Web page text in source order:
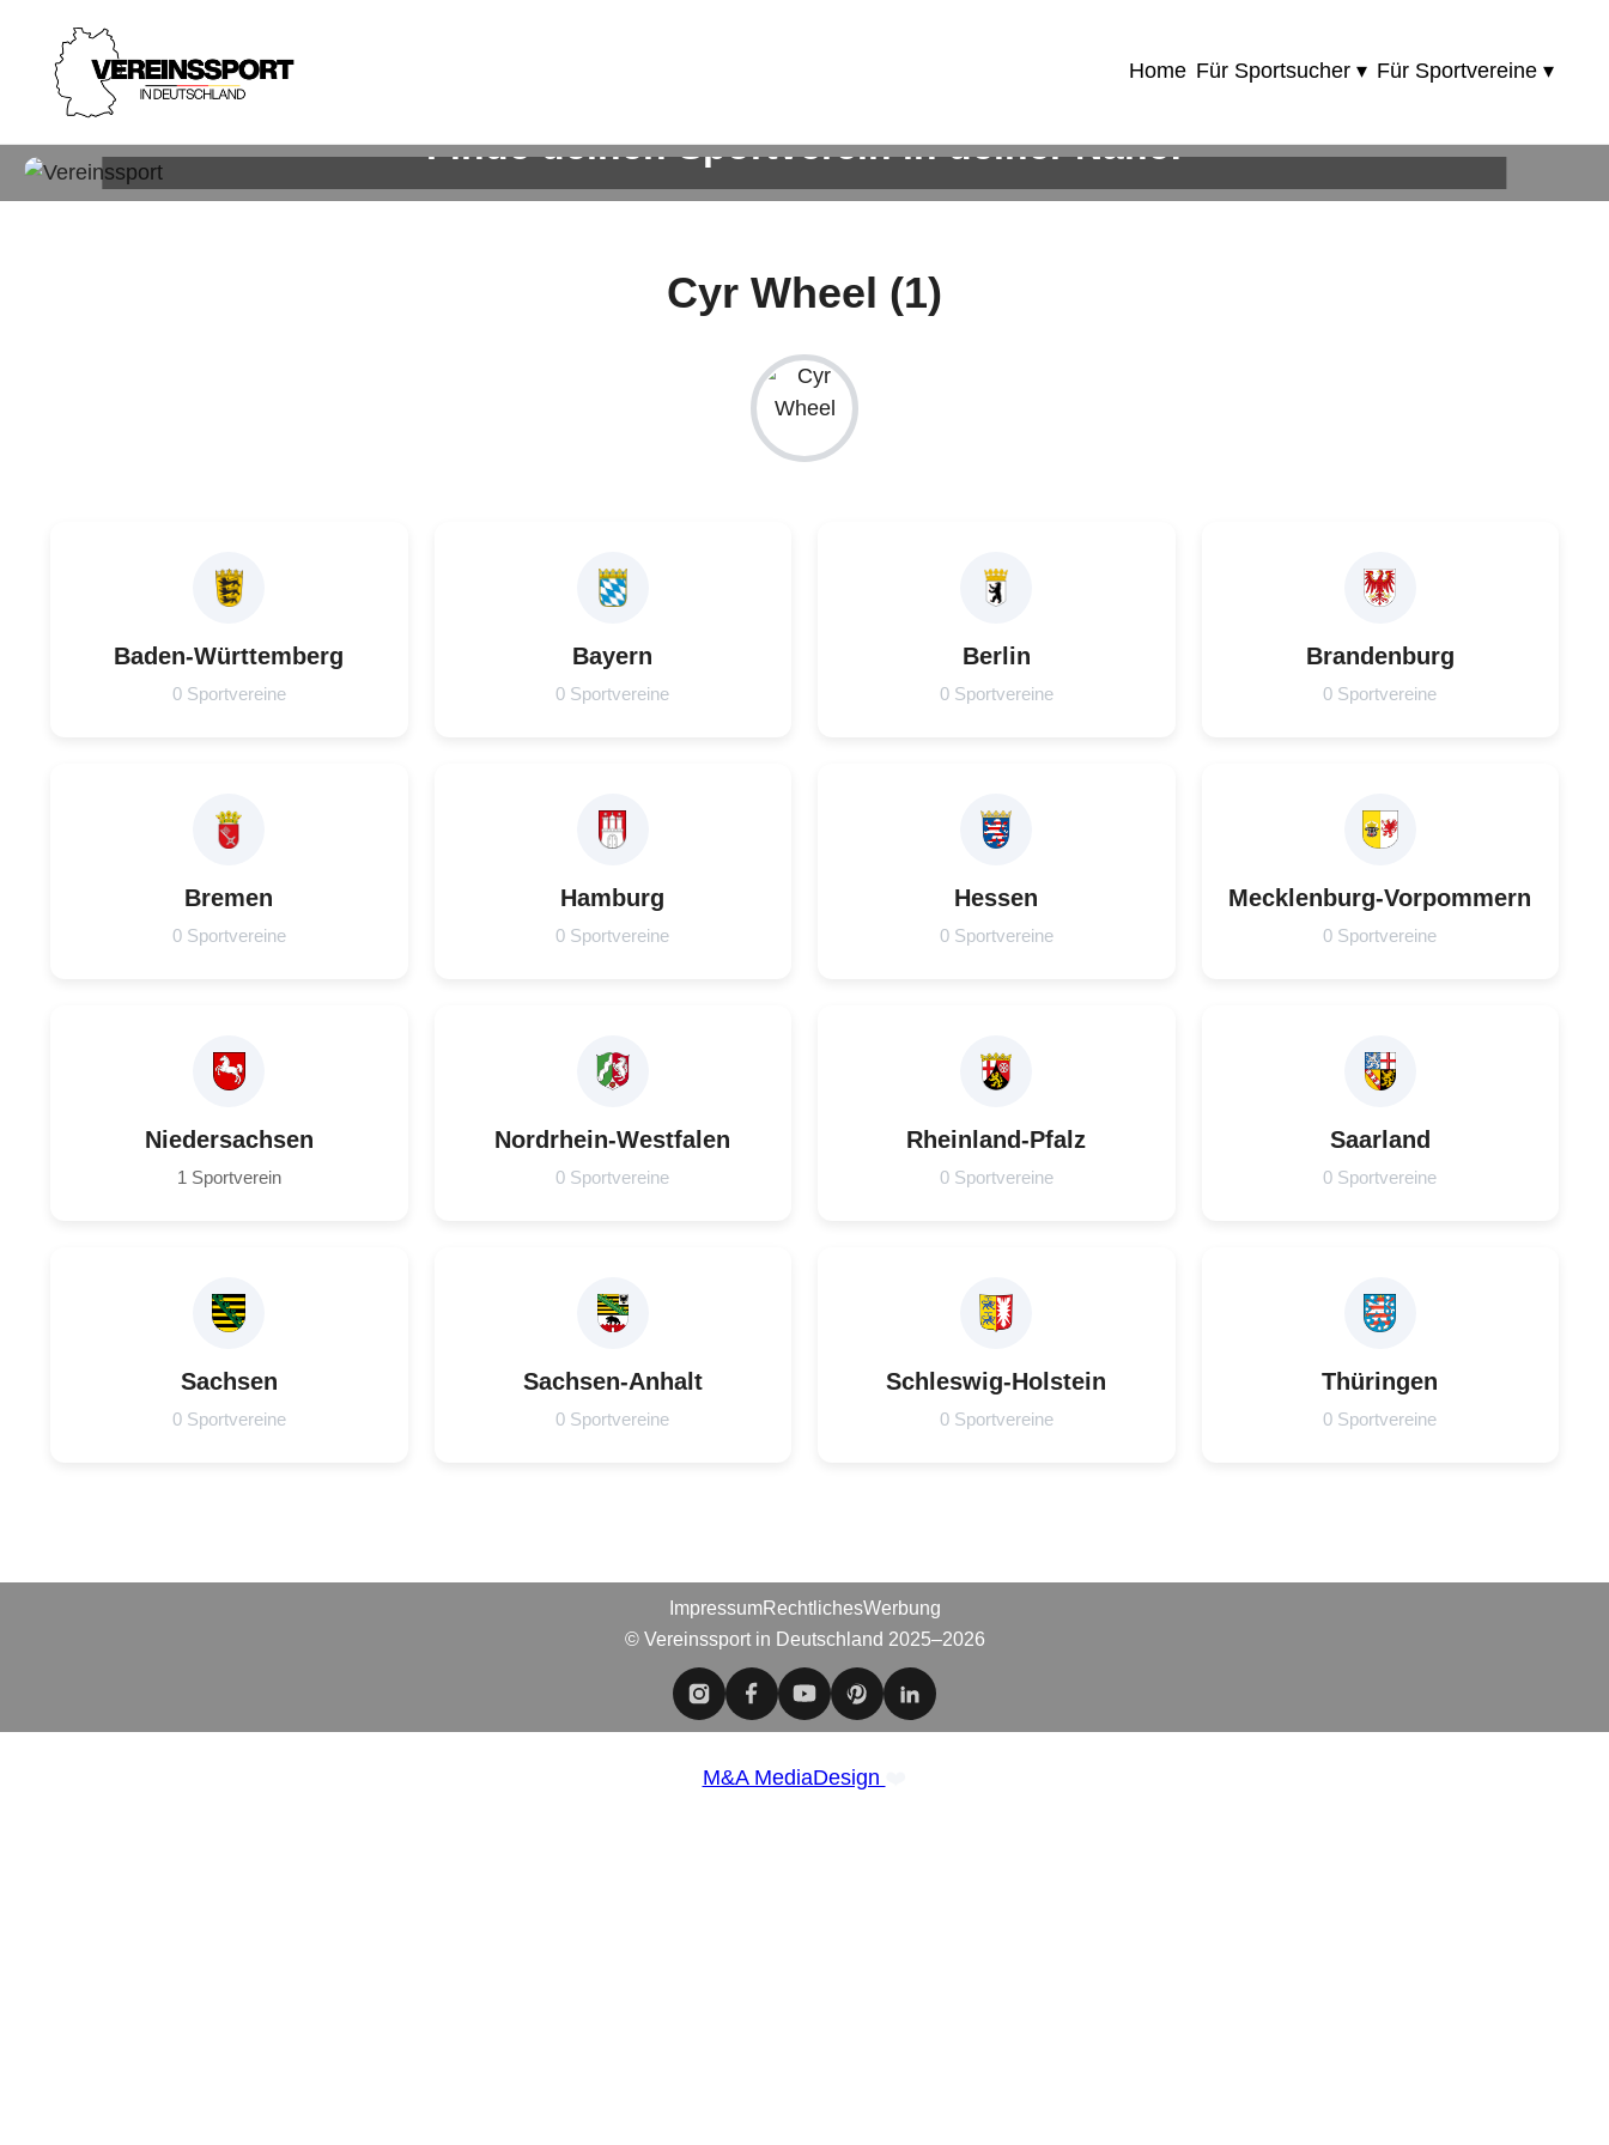
Home Für Sportsucher ▾ Für Sportvereine ▾
Finde deinen Sportverein in deiner Nähe!
Cyr Wheel (1)
Baden-Württemberg
0 Sportvereine
Bayern
0 Sportvereine
Berlin
0 Sportvereine
Brandenburg
0 Sportvereine
Bremen
0 Sportvereine
Hamburg
0 Sportvereine
Hessen
0 Sportvereine
Mecklenburg-Vorpommern
0 Sportvereine
Niedersachsen
1 Sportverein
Nordrhein-Westfalen
0 Sportvereine
Rheinland-Pfalz
0 Sportvereine
Saarland
0 Sportvereine
Sachsen
0 Sportvereine
Sachsen-Anhalt
0 Sportvereine
Schleswig-Holstein
0 Sportvereine
Thüringen
0 Sportvereine
ImpressumRechtlichesWerbung
© Vereinssport in Deutschland 2025–2026
M&A MediaDesign